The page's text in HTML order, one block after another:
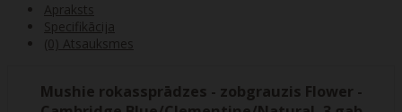
Apraksts
Specifikācija
(0) Atsauksmes
Mushie rokassprādzes - zobgrauzis Flower -